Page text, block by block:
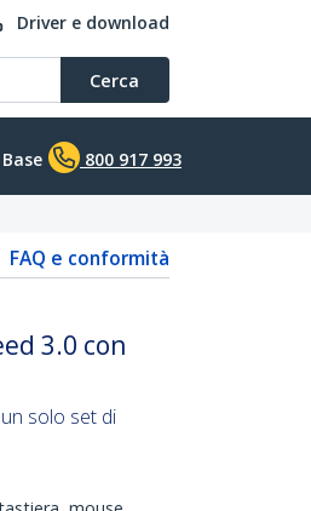
Driver e download
Cerca
800 917 993
FAQ e conformità
3.0 con
solo set di